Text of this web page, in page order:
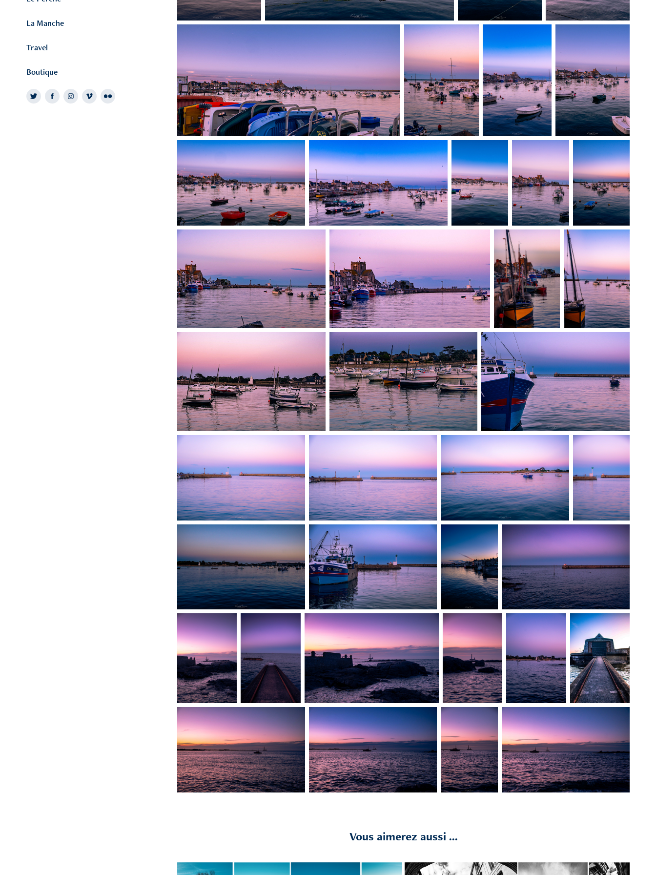
La Manche
Travel
Boutique
Vous aimerez aussi ...